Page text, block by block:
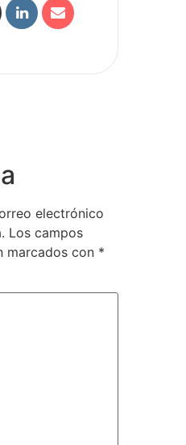
electrónico
Los campos
marcados con *